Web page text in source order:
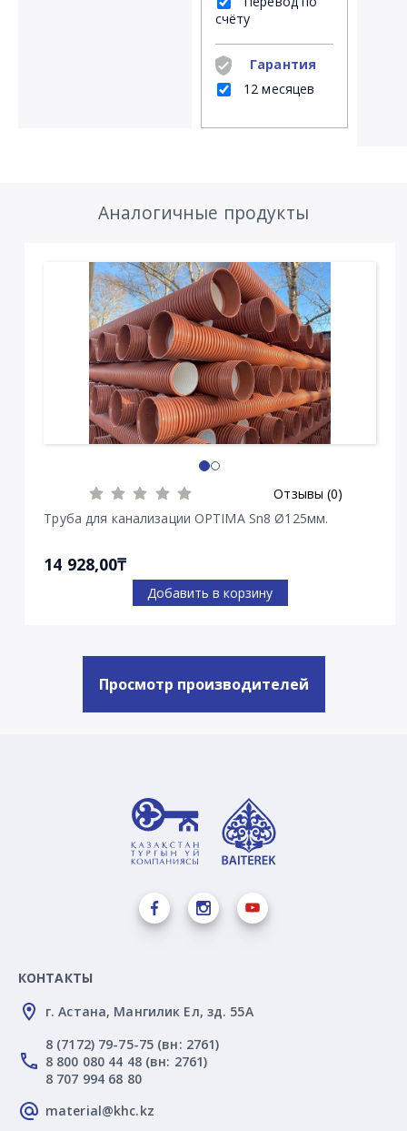
счёту
Гарантия
12 месяцев
Аналогичные продукты
Отзывы (0)
Труба для канализации OPTIMA Sn8 Ø125мм.
14 928,00₸
Добавить в корзину
Просмотр производителей
КОНТАКТЫ
г. Астана, Мангилик Ел, зд. 55А
8 (7172) 79-75-75 (вн: 2761)
8 800 080 44 48 (вн: 2761)
8 707 994 68 80
material@khc.kz